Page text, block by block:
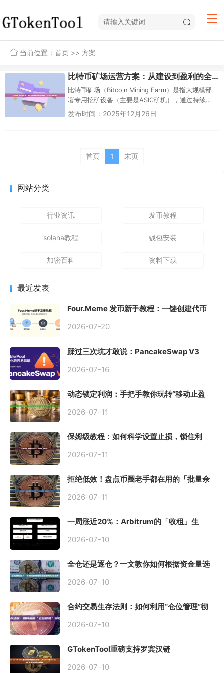
当前位置： 首页 >> 方案
比特币矿场运营方案：从建设到盈利的全链路指南（2026最新版）
比特币矿场（Bitcoin Mining Farm）是指大规模部
署专用挖矿设备（主要是ASIC矿机），通过持续运
算SHA-256算法验证交易、争夺区块奖励的工业...
发布时间：2025年12月26日
首页 1 末页
网站分类
行业资讯 发币教程
solana教程 钱包安装
加密百科 资料下载
最近发表
Four.Meme 发币新手教程：一键创建代币
2026-07-20
踩过三次坑才敢说：PancakeSwap V3
初始化
2026-07-16
动态锁定利润：手把手教你玩转“移动止盈
2026-07-11
保姆级教程：如何科学设置止损，锁住利
2026-07-11
拒绝低效！盘点币圈老手都在用的「批量余
2026-07-11
一周涨近20%：Arbitrum的「收租」生
2026-07-10
全仓还是逐仓？一文教你如何根据资金量选
2026-07-10
合约交易生存法则：如何利用“仓位管理”彻
2026-07-10
GTokenTool重磅支持罗宾汉链
2026-07-10